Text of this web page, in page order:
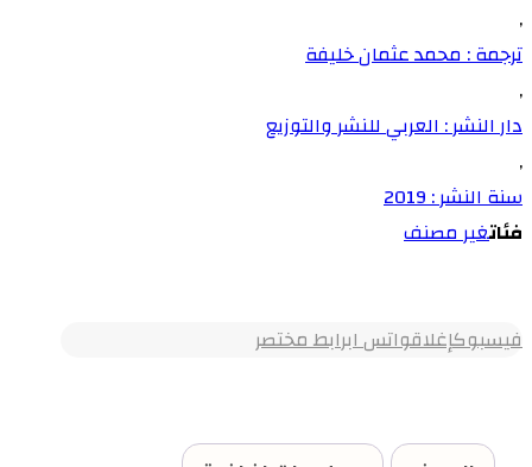
,
ترجمة : محمد عثمان خليفة
,
دار النشر : العربي للنشر والتوزيع
,
سنة النشر : 2019
فئاتغير مصنف
فيسبوكإغلاقواتس ابرابط مختصر